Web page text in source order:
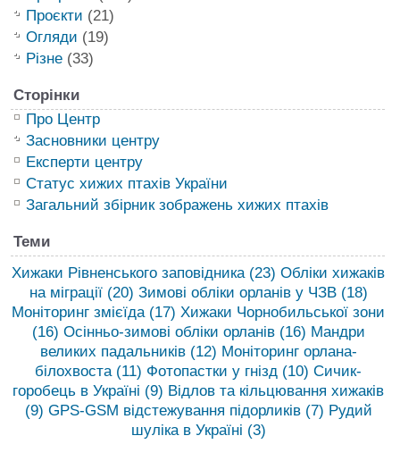
Проєкти (21)
Огляди (19)
Різне(33)
Сторінки
Про Центр
Засновники центру
Експерти центру
Статус хижих птахів України
Загальний збірник зображень хижих птахів
Теми
Хижаки Рівненського заповідника(23) Обліки хижаків
на міграції(20) Зимові обліки орланів у ЧЗВ(18)
Моніторинг змієїда(17) Хижаки Чорнобильської зони
(16) Осінньо-зимові обліки орланів(16) Мандри
великих падальників(12) Моніторинг орлана-
білохвоста(11) Фотопастки у гнізд (10) Сичик-
горобець в Україні (9) Відлов та кільцювання хижаків
(9) GPS-GSM відстежування підорликів(7) Рудий
шуліка в Україні (3)